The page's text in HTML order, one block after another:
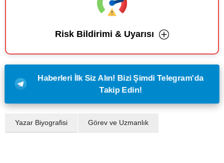
Risk Bildirimi & Uyarısı
Haberleri İlk Siz Alın! Bizi Şimdi Telegram'da
Takip Edin!
Yazar Biyografisi Görev ve Uzmanlık